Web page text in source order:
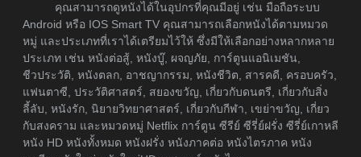
คุณสามารถดูหนังได้ในอุปกรที่คุณมีอยู่ เช่น มือถือระบบ
Android หรือ IOS Smart TV คุณสามารถเลือกหนังได้ตามหมวด
หมู่ และประเภทที่เราได้เตรียมไว้ให้ ซึ่งมีให้เลือกอย่างหลากหลาย
ประเภท เช่น หนังต่อสู้, หนังบู๊, ผจญภัย, การ์ตูนแอนิเมชัน,
ชีวประวัติ, หนังตลก, อาชญากรรม, หนังชีวิต, สารคดี, ครอบครัว,
แฟนตาซี, ประวัติศาสตร์, สยองขวัญ, เกี่ยวกับดนตรี, เกี่ยวกับสิ่ง
ลี้ลับ, หนังรัก, นิยายวิทยาศาสตร์, เกี่ยวกับกีฬา, เขย่าขวัญ, เกี่ยว
กับสงคราม และหมวดหมู่ Netflix การ์ตูน ซีรีย์ ซีรี่ย์ฝรั่ง ซีรี่ย์เกาหลี
หนัง HD หนังทั้งหมด หนังฝรั่ง หนังภาคต่อ หนังไตรภาค หนัง